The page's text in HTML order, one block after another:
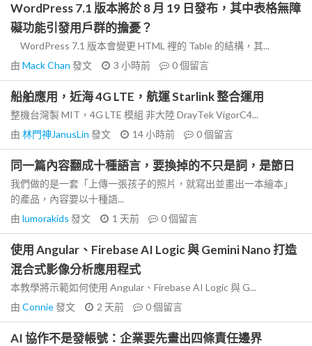
WordPress 7.1 版本將於 8 月 19 日發布，其中表格無障
礙功能引發用戶群的擔憂？
WordPress 7.1 版本會變更 HTML 裡的 Table 的結構，其...
由 Mack Chan 發文 3 小時前 0個留言
船舶應用，近海 4G LTE，航運 Starlink 整合運用
整機台灣製 MIT，4G LTE 模組 非大陸 DrayTek VigorC4...
由 林門神JanusLin 發文 14 小時前 0個留言
同一篇內容翻成十種語言，要換掉的不只是詞，是節日
我們做的是一套「上傳一張孩子的照片，就寫出並畫出一本繪本」
的產品，內容要以十種語...
由 lumorakids 發文 1 天前 0個留言
使用 Angular、Firebase AI Logic 與 Gemini Nano 打造
混合式影像分析應用程式
本教學將示範如何使用 Angular、Firebase AI Logic 與 G...
由 Connie發文 2 天前 0個留言
AI 協作不是發帳號：企業要先畫出四條責任邊界